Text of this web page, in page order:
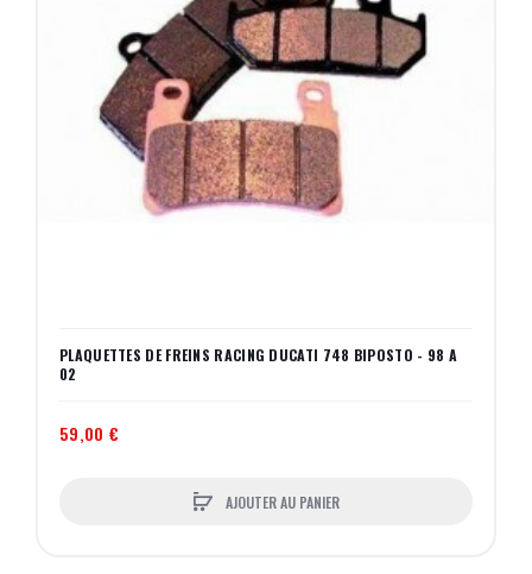
PLAQUETTES DE FREINS RACING DUCATI 748 BIPOSTO - 98 A
02
59,00 €
AJOUTER AU PANIER